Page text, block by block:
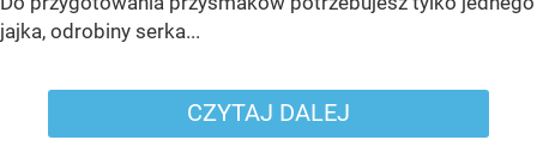
jajka, odrobiny serka...
CZYTAJ DALEJ